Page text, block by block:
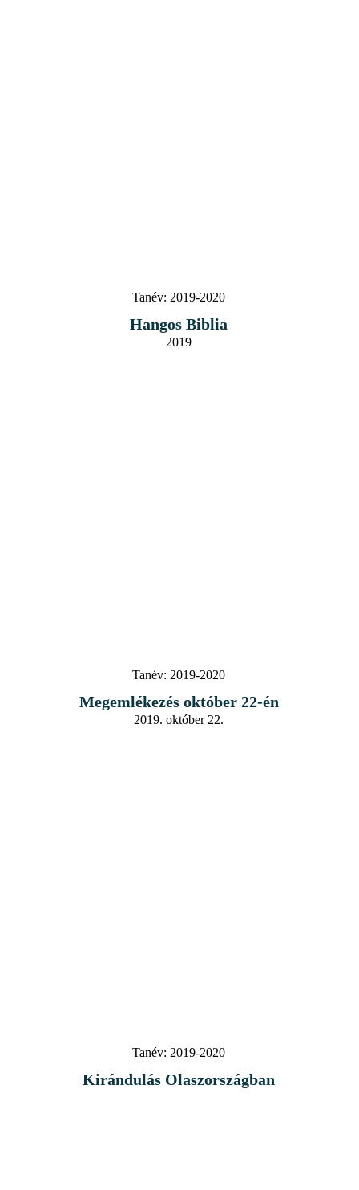
Tanév: 2019-2020
Hangos Biblia
2019
Tanév: 2019-2020
Megemlékezés október 22-én
2019. október 22.
Tanév: 2019-2020
Kirándulás Olaszországban